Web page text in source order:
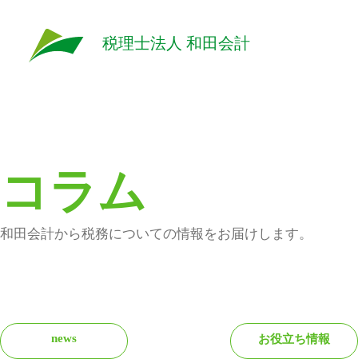
税理士法人 和田会計
コラム
和田会計から税務についての情報をお届けします。
news お役立ち情報